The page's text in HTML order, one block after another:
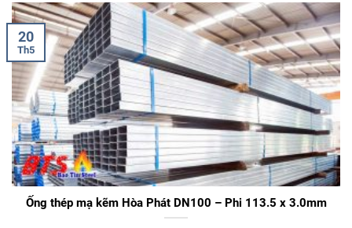
Ống thép mạ kẽm Hòa Phát DN100 – Phi 113.5 x 3.0mm
20
Th5